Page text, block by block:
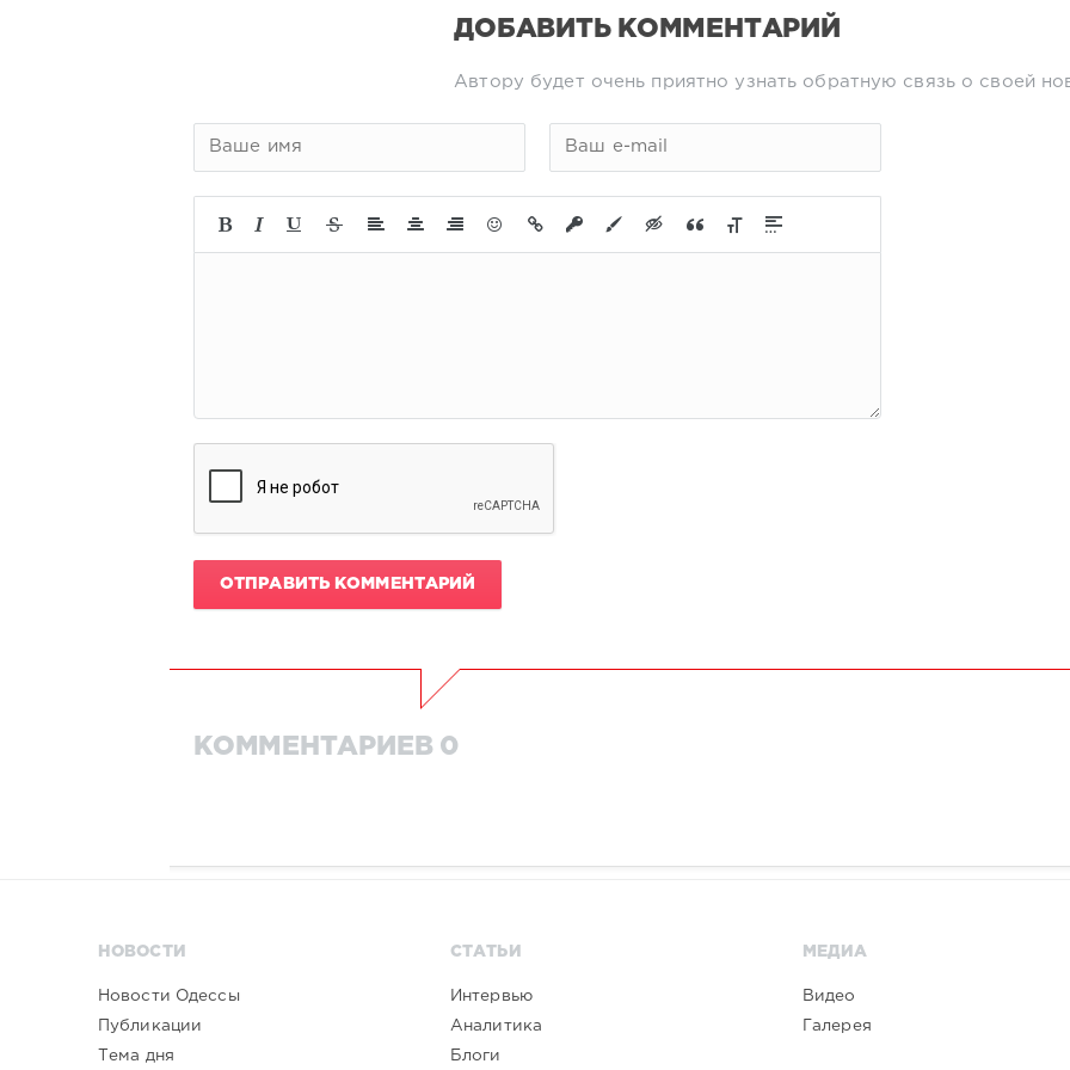
ДОБАВИТЬ КОММЕНТАРИЙ
Автору будет очень приятно узнать обратную связь о своей
ОТПРАВИТЬ КОММЕНТАРИЙ
КОММЕНТАРИЕВ 0
НОВОСТИ
Новости Одессы
Публикации
Тема дня
СТАТЬИ
Интервью
Аналитика
Блоги
МЕДИА
Видео
Галерея